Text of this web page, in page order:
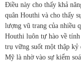
Điều này cho thấy khả
quân Houthi và cho thấy
lượng vũ trang của nhiều
Houthi luôn tự hào về tính
trụ vững suốt một thập kỷ
Mỹ là nhờ vào sự kiểm